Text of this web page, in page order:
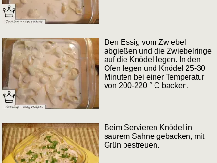
Den Essig vom Zwiebel
abgießen und die Zwiebelringe
auf die Knödel legen. In den
Ofen legen und Knödel 25-30
Minuten bei einer Temperatur
von 200-220 ° C backen.
Beim Servieren Knödel in
saurem Sahne gebacken, mit
Grün bestreuen.